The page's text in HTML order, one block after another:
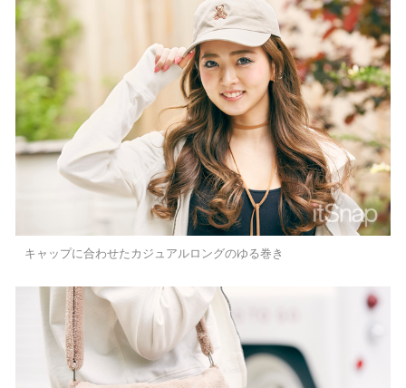
キャップに合わせたカジュアルロングのゆる巻き